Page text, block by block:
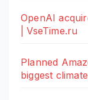
OpenAI
| VseTime.ru
Planned
biggest